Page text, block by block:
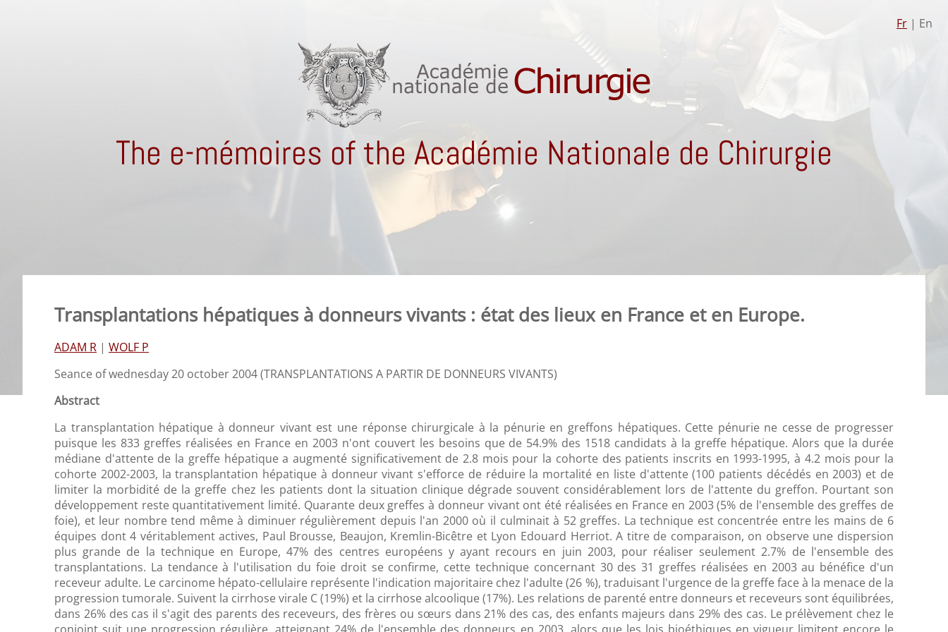
Fr | En
The e-mémoires of the Académie Nationale de Chirurgie
Transplantations hépatiques à donneurs vivants : état des lieux en France et en Europe.
ADAM R | WOLF P
Seance of wednesday 20 october 2004 (TRANSPLANTATIONS A PARTIR DE DONNEURS VIVANTS)
Abstract
La transplantation hépatique à donneur vivant est une réponse chirurgicale à la pénurie en greffons hépatiques. Cette pénurie ne cesse de progresser
puisque les 833 greffes réalisées en France en 2003 n'ont couvert les besoins que de 54.9% des 1518 candidats à la greffe hépatique. Alors que la durée
médiane d'attente de la greffe hépatique a augmenté significativement de 2.8 mois pour la cohorte des patients inscrits en 1993-1995, à 4.2 mois pour la
cohorte 2002-2003, la transplantation hépatique à donneur vivant s'efforce de réduire la mortalité en liste d'attente (100 patients décédés en 2003) et de
limiter la morbidité de la greffe chez les patients dont la situation clinique dégrade souvent considérablement lors de l'attente du greffon. Pourtant son
développement reste quantitativement limité. Quarante deux greffes à donneur vivant ont été réalisées en France en 2003 (5% de l'ensemble des greffes de
foie), et leur nombre tend même à diminuer régulièrement depuis l'an 2000 où il culminait à 52 greffes. La technique est concentrée entre les mains de 6
équipes dont 4 véritablement actives, Paul Brousse, Beaujon, Kremlin-Bicêtre et Lyon Edouard Herriot. A titre de comparaison, on observe une dispersion
plus grande de la technique en Europe, 47% des centres européens y ayant recours en juin 2003, pour réaliser seulement 2.7% de l'ensemble des
transplantations. La tendance à l'utilisation du foie droit se confirme, cette technique concernant 30 des 31 greffes réalisées en 2003 au bénéfice d'un
receveur adulte. Le carcinome hépato-cellulaire représente l'indication majoritaire chez l'adulte (26 %), traduisant l'urgence de la greffe face à la menace de la
progression tumorale. Suivent la cirrhose virale C (19%) et la cirrhose alcoolique (17%). Les relations de parenté entre donneurs et receveurs sont équilibrées,
dans 26% des cas il s'agit des parents des receveurs, des frères ou sœurs dans 21% des cas, des enfants majeurs dans 29% des cas. Le prélèvement chez le